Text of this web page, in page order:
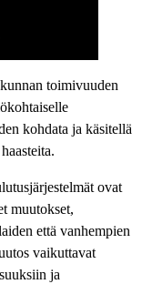
toimivuuden
kohdata ja käsitellä
ovat
muutokset,
että vanhempien
vaikuttavat
ja